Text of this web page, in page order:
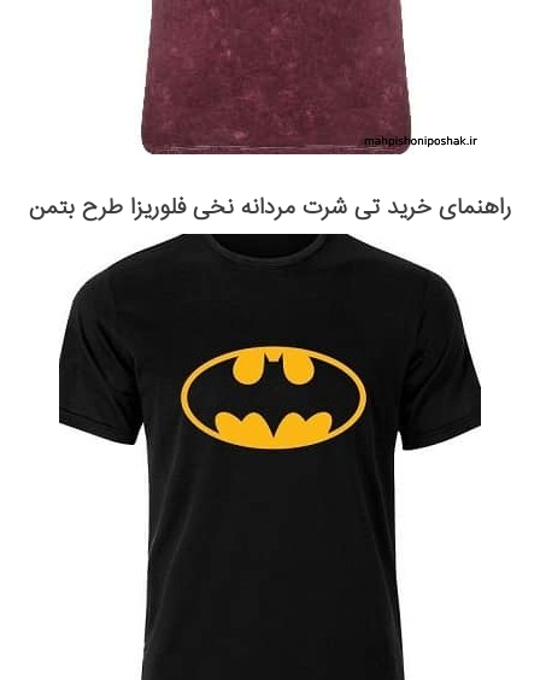
راهنمای خرید تی شرت مردانه نخی فلوریزا طرح بتمن